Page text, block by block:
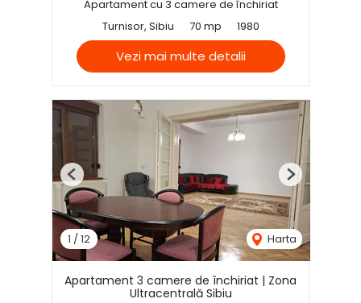
Apartament cu 3 camere de închiriat
Turnisor, Sibiu
70 mp 1980
Vezi mai multe detalii
1 /12 Harta
Previous Next
Apartament 3 camere de închiriat | Zona
Ultracentrală Sibiu